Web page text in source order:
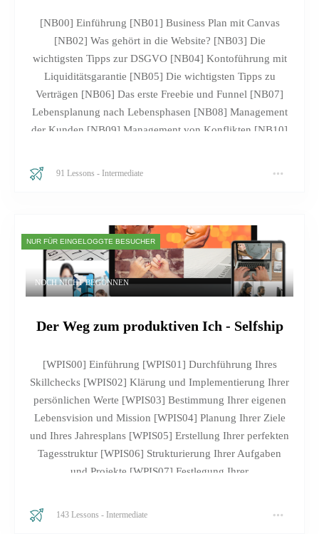
[NB00] Einführung [NB01] Business Plan mit Canvas
[NB02] Was gehört in die Website? [NB03] Die
wichtigsten Tipps zur DSGVO [NB04] Kontoführung mit
Liquiditätsgarantie [NB05] Die wichtigsten Tipps zu
Verträgen [NB06] Das erste Freebie und Funnel [NB07]
Lebensplanung nach Lebensphasen [NB08] Management
der Kunden [NB09] Management von Konflikten [NB10]
91 Lessons - Intermediate
NUR FÜR EINGELOGGTE BESUCHER
NOCH NICHT BEGONNEN
Der Weg zum produktiven Ich - Selfship
[WPIS00] Einführung [WPIS01] Durchführung Ihres
Skillchecks [WPIS02] Klärung und Implementierung Ihrer
persönlichen Werte [WPIS03] Bestimmung Ihrer eigenen
Lebensvision und Mission [WPIS04] Planung Ihrer Ziele
und Ihres Jahresplans [WPIS05] Erstellung Ihrer perfekten
Tagesstruktur [WPIS06] Strukturierung Ihrer Aufgaben
und Projekte [WPIS07] Festlegung Ihrer
Widerstände und Blockaden [WPIS09] Umsetzung Ihrer
143 Lessons - Intermediate